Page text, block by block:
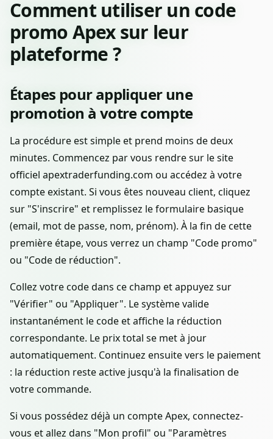
Comment utiliser un code
promo Apex sur leur
plateforme ?
Étapes pour appliquer une
promotion à votre compte
La procédure est simple et prend moins de deux
minutes. Commencez par vous rendre sur le site
officiel apextraderfunding.com ou accédez à votre
compte existant. Si vous êtes nouveau client, cliquez
sur "S'inscrire" et remplissez le formulaire basique
(email, mot de passe, nom, prénom). À la fin de cette
première étape, vous verrez un champ "Code promo"
ou "Code de réduction".
Collez votre code dans ce champ et appuyez sur
"Vérifier" ou "Appliquer". Le système valide
instantanément le code et affiche la réduction
correspondante. Le prix total se met à jour
automatiquement. Continuez ensuite vers le paiement
: la réduction reste active jusqu'à la finalisation de
votre commande.
Si vous possédez déjà un compte Apex, connectez-
vous et allez dans "Mon profil" ou "Paramètres